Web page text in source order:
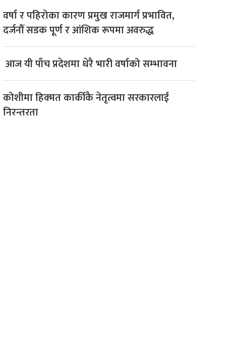
वर्षा र पहिरोका कारण प्रमुख राजमार्ग प्रभावित,
दर्जनौँ सडक पूर्ण र आंशिक रूपमा अवरुद्ध
आज यी पाँच प्रदेशमा धेरै भारी वर्षाको सम्भावना
कोशीमा हिक्मत कार्कीकै नेतृत्वमा सरकारलाई
निरन्तरता